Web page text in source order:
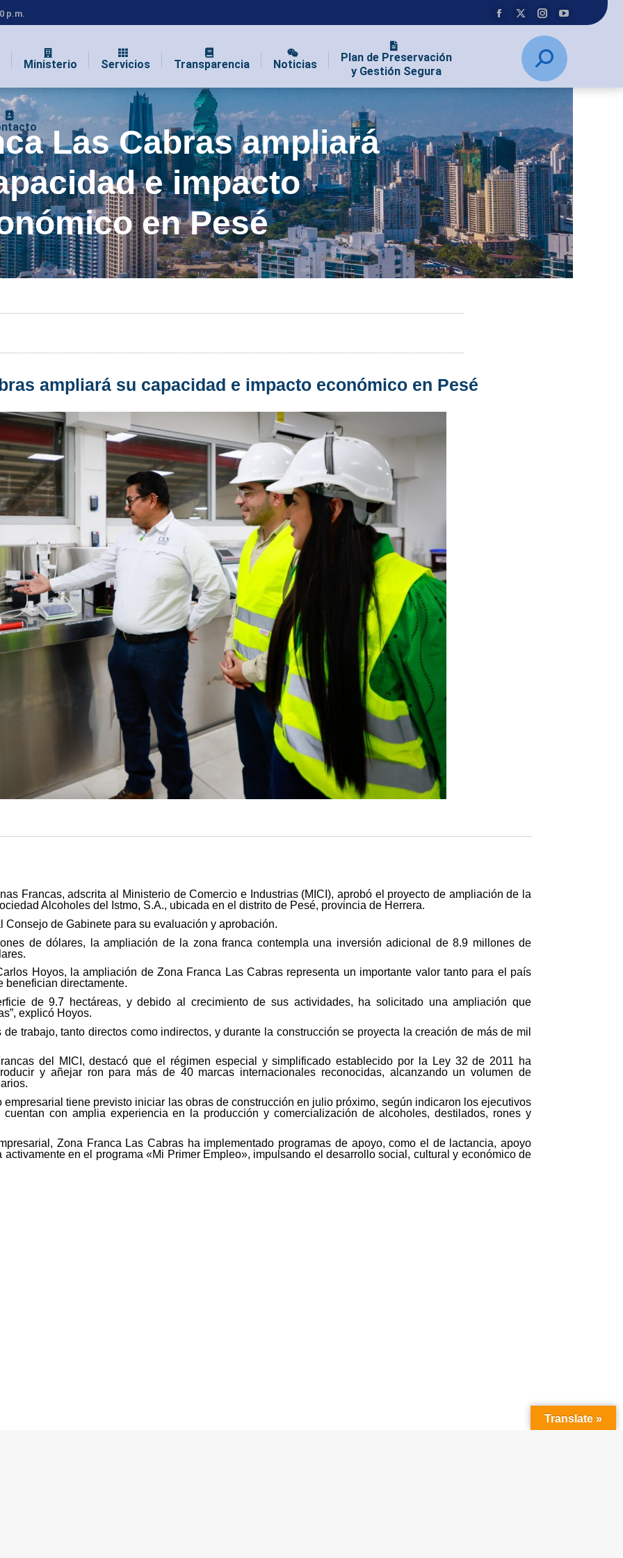
p.m.
Ministerio Servicios Transparencia Noticias
Plan de Preservación
y Gestión Segura
Las Cabras ampliará
e impacto
en Pesé
ampliará su capacidad e impacto económico en Pesé
Francas, adscrita al Ministerio de Comercio e Industrias (MICI), aprobó el proyecto de ampliación de la
Alcoholes del Istmo, S.A., ubicada en el distrito de Pesé, provincia de Herrera.
Consejo de Gabinete para su evaluación y aprobación.
de dólares, la ampliación de la zona franca contempla una inversión adicional de 8.9 millones de
Hoyos, la ampliación de Zona Franca Las Cabras representa un importante valor tanto para el país
benefician directamente.
de 9.7 hectáreas, y debido al crecimiento de sus actividades, ha solicitado una ampliación que
explicó Hoyos.
trabajo, tanto directos como indirectos, y durante la construcción se proyecta la creación de más de mil
del MICI, destacó que el régimen especial y simplificado establecido por la Ley 32 de 2011 ha
y añejar ron para más de 40 marcas internacionales reconocidas, alcanzando un volumen de
tiene previsto iniciar las obras de construcción en julio próximo, según indicaron los ejecutivos
con amplia experiencia en la producción y comercialización de alcoholes, destilados, rones y
Zona Franca Las Cabras ha implementado programas de apoyo, como el de lactancia, apoyo
en el programa «Mi Primer Empleo», impulsando el desarrollo social, cultural y económico de
Translate »